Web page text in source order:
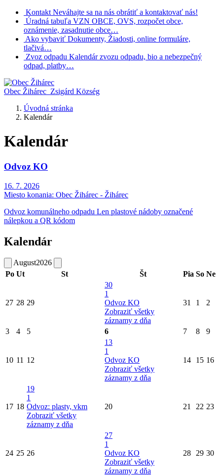
Kontakt Neváhajte sa na nás obrátiť a kontaktovať nás!
Úradná tabuľa VZN OBCE, OVS, rozpočet obce,
oznámenie, zasadnutie obce…
Ako vybaviť Dokumenty, Žiadosti, online formuláre,
tlačivá…
Zvoz odpadu Kalendár zvozu odpadu, bio a nebezpečný
odpad, platby…
Obec Žihárec Zsigárd Község
Úvodná stránka
Kalendár
Kalendár
Odvoz KO
16. 7. 2026
Miesto konania: Obec Žihárec - Žihárec
Odvoz komunálneho odpadu Len plastové nádoby označené
nálepkou a QR kódom
Kalendár
August2026
Po Ut St Št Pia So Ne
27 28 29
30
1
Odvoz KO
Zobraziť všetky
záznamy z dňa
31 1 2
3 4 5 6 7 8 9
10 11 12
13
1
Odvoz KO
Zobraziť všetky
záznamy z dňa
14 15 16
17 18
19
1
Odvoz: plasty, vkm
Zobraziť všetky
záznamy z dňa
20 21 22 23
24 25 26
27
1
Odvoz KO
Zobraziť všetky
záznamy z dňa
28 29 30